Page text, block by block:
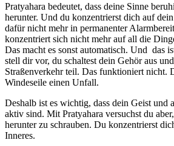
Pratyahara bedeutet, dass deine Sinne
herunter. Und du konzentrierst dich auf
dafür nicht mehr in permanenter
konzentriert sich nicht mehr auf all die
Das macht es sonst automatisch. Und das
stell dir vor, du schaltest dein Gehör aus
Straßenverkehr teil. Das funktioniert nicht.
Windeseile einen Unfall.
Deshalb ist es wichtig, dass dein Geist und
aktiv sind. Mit Pratyahara versuchst du
herunter zu schrauben. Du konzentrierst
Inneres.